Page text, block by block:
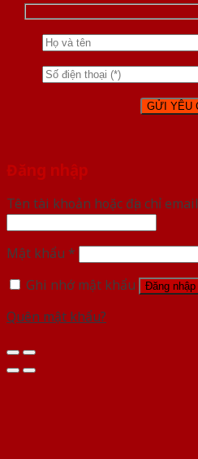
Đăng nhập
Tên tài khoản hoặc địa chỉ email
Mật khẩu *
Ghi nhớ mật khẩu
Đăng nhập
Quên mật khẩu?